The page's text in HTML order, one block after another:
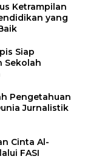
Ketrampilan
yang
Siap
Sekolah
Pengetahuan
Jurnalistik
Cinta Al-
FASI